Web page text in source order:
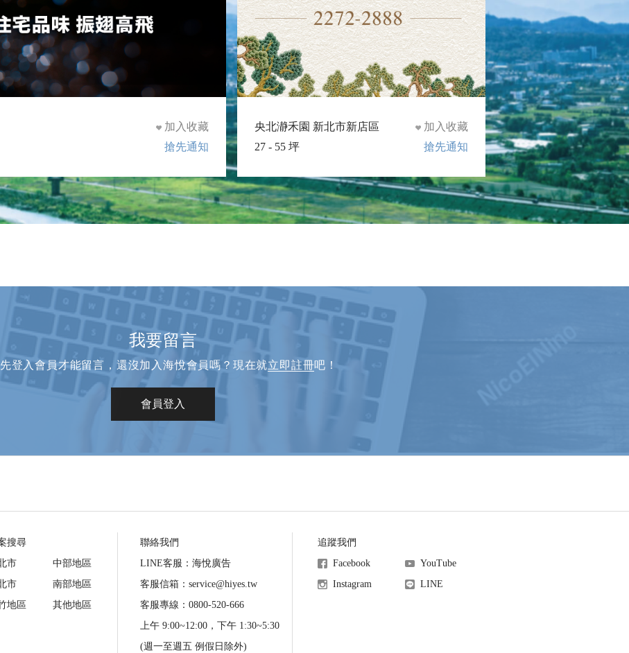
加入收藏
搶先通知
央北瀞禾園 新北市新店區
27 - 55 坪
加入收藏
搶先通知
我要留言
登入會員才能留言，還沒加入海悅會員嗎？現在就立即註冊吧！
會員登入
搜尋
市
市
地區
中部地區
南部地區
其他地區
聯絡我們
LINE客服：海悅廣告
客服信箱：service@hiyes.tw
客服專線：0800-520-666
上午 9:00~12:00，下午 1:30~5:30
(週一至週五 例假日除外)
追蹤我們
Facebook
Instagram
YouTube
LINE